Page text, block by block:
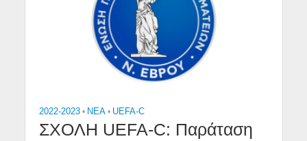
2022-2023 • NEA • UEFA-C
ΣΧΟΛΗ UEFA-C: Παράταση